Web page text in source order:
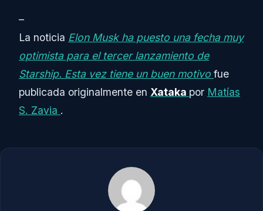
–
La noticia Elon Musk ha puesto una fecha muy
optimista para el tercer lanzamiento de
Starship. Esta vez tiene un buen motivo fue
publicada originalmente en Xataka por Matías
S. Zavia .